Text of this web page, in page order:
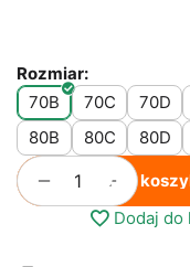
Rozmiar:
70B
70C 70D
80B
80C 80D
+
− Do
Dodaj do